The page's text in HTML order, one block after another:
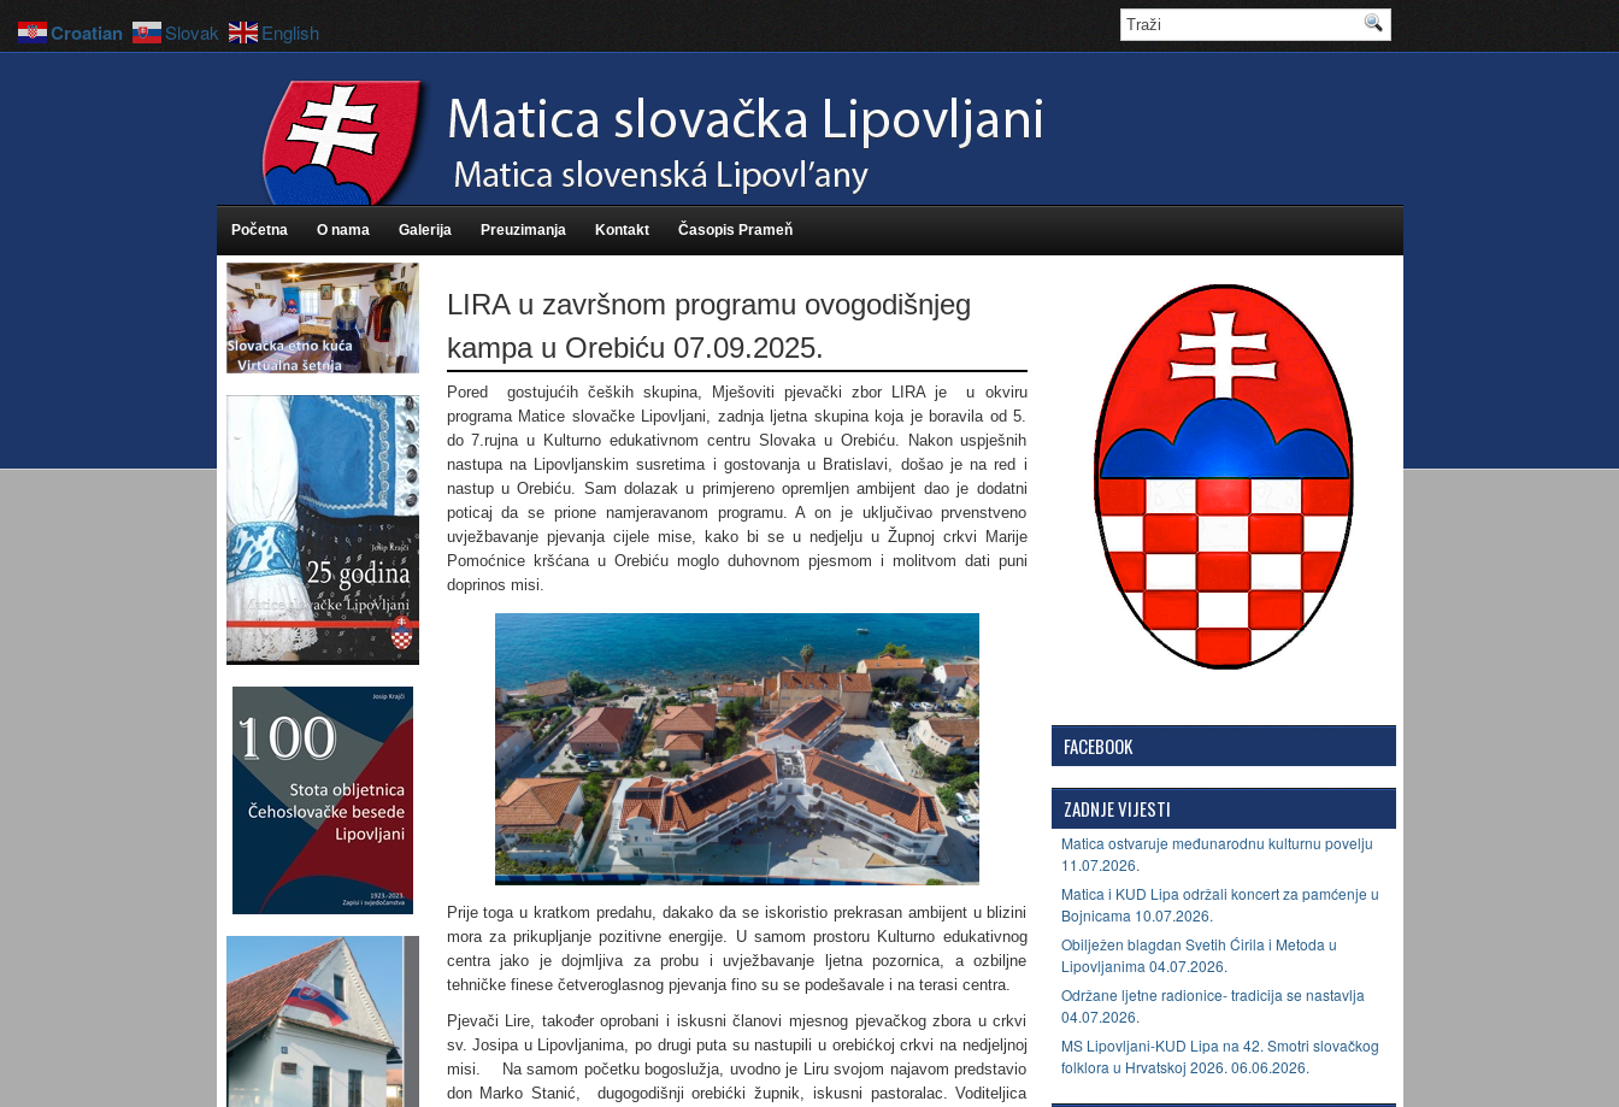
Početna O nama Galerija Preuzimanja Kontakt Časopis Prameň
LIRA u završnom programu ovogodišnjeg
kampa u Orebiću 07.09.2025.
Pored gostujućih čeških skupina, Mješoviti pjevački zbor LIRA je u okviru
programa Matice slovačke Lipovljani, zadnja ljetna skupina koja je boravila od 5.
do 7.rujna u Kulturno edukativnom centru Slovaka u Orebiću. Nakon uspješnih
nastupa na Lipovljanskim susretima i gostovanja u Bratislavi, došao je na red i
nastup u Orebiću. Sam dolazak u primjereno opremljen ambijent dao je dodatni
poticaj da se prione namjeravanom programu. A on je uključivao prvenstveno
uvježbavanje pjevanja cijele mise, kako bi se u nedjelju u Župnoj crkvi Marije
Pomoćnice kršćana u Orebiću moglo duhovnom pjesmom i molitvom dati puni
doprinos misi.
Prije toga u kratkom predahu, dakako da se iskoristio prekrasan ambijent u blizini
mora za prikupljanje pozitivne energije. U samom prostoru Kulturno edukativnog
centra jako je dojmljiva za probu i uvježbavanje ljetna pozornica, a ozbiljne
tehničke finese četveroglasnog pjevanja fino su se podešavale i na terasi centra.
Pjevači Lire, također oprobani i iskusni članovi mjesnog pjevačkog zbora u crkvi
sv. Josipa u Lipovljanima, po drugi puta su nastupili u orebićkoj crkvi na nedjeljnoj
misi. Na samom početku bogoslužja, uvodno je Liru svojom najavom predstavio
don Marko Stanić, dugogodišnji orebićki župnik, iskusni pastoralac. Voditeljica
FACEBOOK
ZADNJE VIJESTI
Matica ostvaruje međunarodnu kulturnu povelju
11.07.2026.
Matica i KUD Lipa održali koncert za pamćenje u
Bojnicama 10.07.2026.
Obilježen blagdan Svetih Ćirila i Metoda u
Lipovljanima 04.07.2026.
Održane ljetne radionice- tradicija se nastavlja
04.07.2026.
MS Lipovljani-KUD Lipa na 42. Smotri slovačkog
folklora u Hrvatskoj 2026. 06.06.2026.
Croatian Slovak English